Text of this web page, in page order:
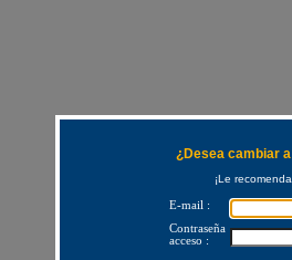
¿Desea cambiar
¡Le
E-mail :
Contraseña
acceso :